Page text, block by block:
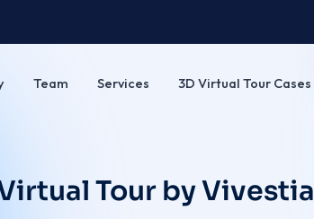
Team Services 3D Virtual Tour Cases
Tour by Vivestia